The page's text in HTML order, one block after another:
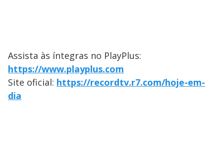
Assista às íntegras no PlayPlus:
https://www.playplus.com
Site oficial: https://recordtv.r7.com/hoje-em-
dia